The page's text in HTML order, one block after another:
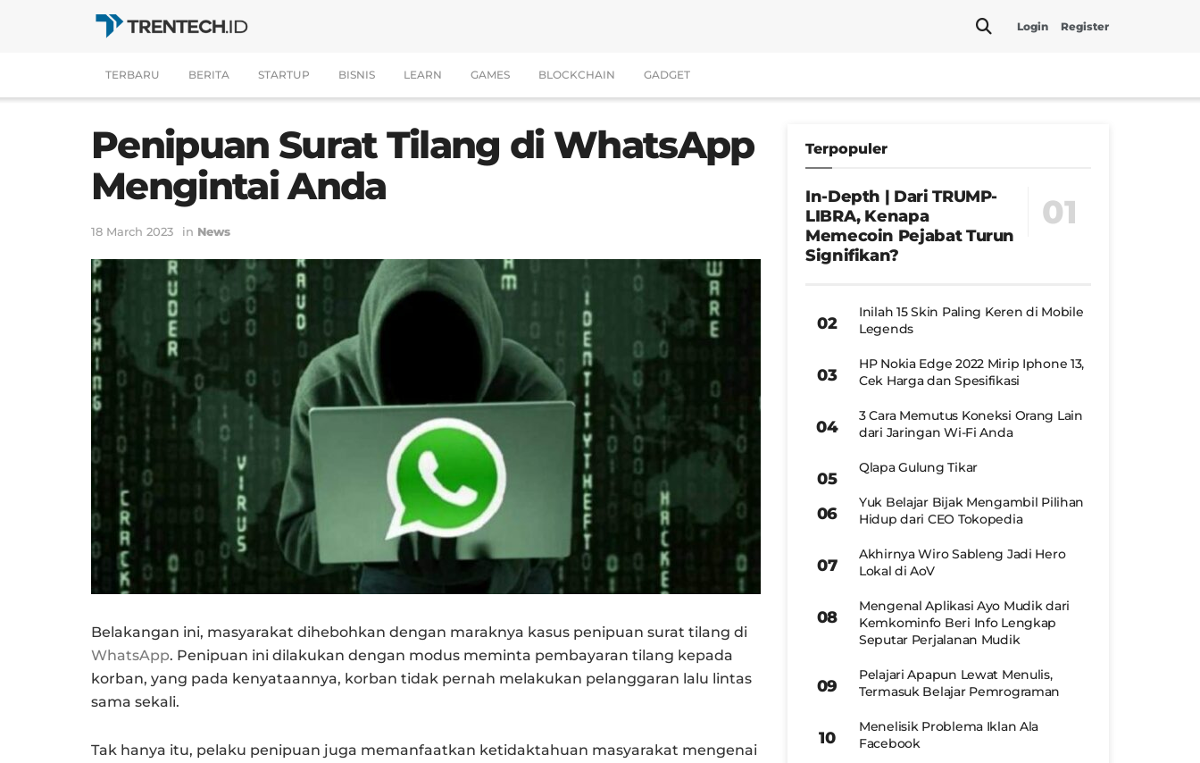
Login Register
TERBARU BERITA STARTUP BISNIS LEARN GAMES BLOCKCHAIN GADGET
Penipuan Surat Tilang di WhatsApp
Mengintai Anda
18 March 2023 in News
Belakangan ini, masyarakat dihebohkan dengan maraknya kasus penipuan surat tilang di
WhatsApp. Penipuan ini dilakukan dengan modus meminta pembayaran tilang kepada
korban, yang pada kenyataannya, korban tidak pernah melakukan pelanggaran lalu lintas
sama sekali.
Tak hanya itu, pelaku penipuan juga memanfaatkan ketidaktahuan masyarakat mengenai
Terpopuler
In-Depth | Dari TRUMP-
LIBRA, Kenapa
Memecoin Pejabat Turun
Signifikan?
Inilah 15 Skin Paling Keren di Mobile
Legends
HP Nokia Edge 2022 Mirip Iphone 13,
Cek Harga dan Spesifikasi
3 Cara Memutus Koneksi Orang Lain
dari Jaringan Wi-Fi Anda
Qlapa Gulung Tikar
Yuk Belajar Bijak Mengambil Pilihan
Hidup dari CEO Tokopedia
Akhirnya Wiro Sableng Jadi Hero
Lokal di AoV
Mengenal Aplikasi Ayo Mudik dari
Kemkominfo Beri Info Lengkap
Seputar Perjalanan Mudik
Pelajari Apapun Lewat Menulis,
Termasuk Belajar Pemrograman
Menelisik Problema Iklan Ala
Facebook